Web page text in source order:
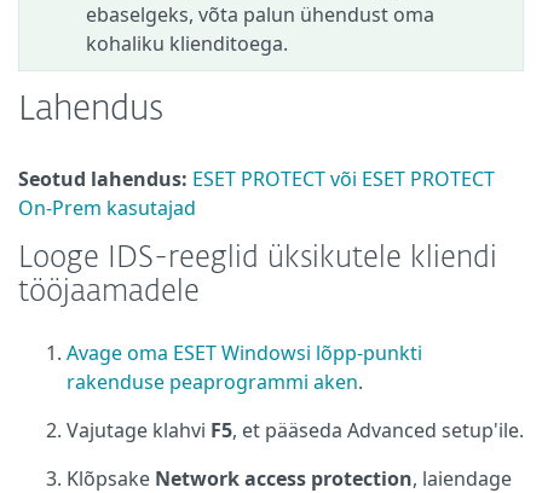
ebaselgeks, võta palun ühendust oma
kohaliku klienditoega.
Lahendus
Seotud lahendus: ESET PROTECT või ESET PROTECT
On-Prem kasutajad
Looge IDS-reeglid üksikutele kliendi
tööjaamadele
Avage oma ESET Windowsi lõpp-punkti
rakenduse peaprogrammi aken.
Vajutage klahvi F5, et pääseda Advanced setup'ile.
Klõpsake Network access protection, laiendage